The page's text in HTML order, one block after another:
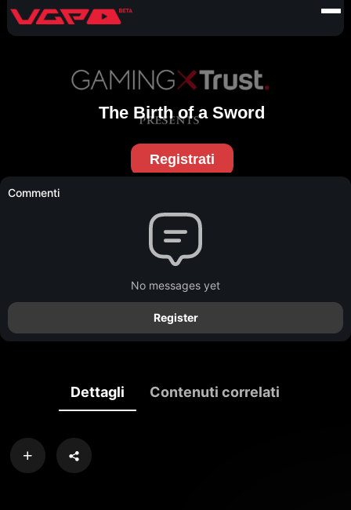
Commenti
No messages yet
Register
Dettagli Contenuti correlati